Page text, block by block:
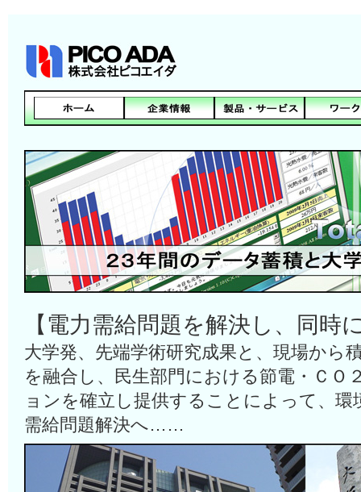
【電力需給問題を解決し、同時
大学発、先端学術研究成果と、現場から
を融合し、民生部門における節電・ＣＯ
ョンを確立し提供することによって、環
需給問題解決へ……